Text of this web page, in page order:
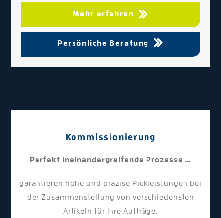
Mehr erfahren
Persönliche Beratung
Kommissionierung
Perfekt ineinandergreifende Prozesse …
garantieren hohe und präzise Pickleistungen bei
der Zusammenstellung von verschiedensten
Artikeln für Ihre Aufträge.